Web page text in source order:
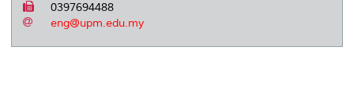
0397694488
eng@upm.edu.my